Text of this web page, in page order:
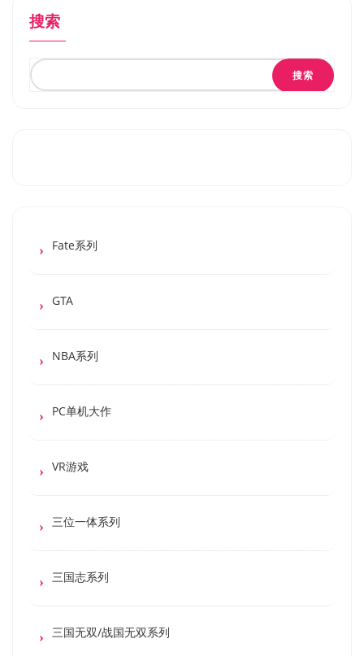
搜索
搜索
Fate系列
GTA
NBA系列
PC单机大作
VR游戏
三位一体系列
三国志系列
三国无双/战国无双系列